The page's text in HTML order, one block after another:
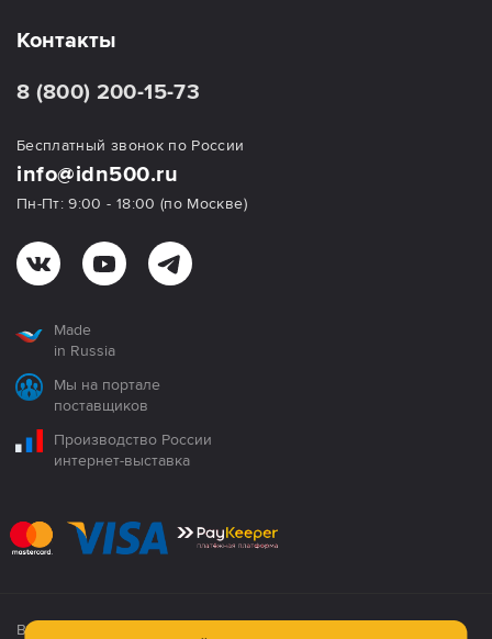
Контакты
8 (800) 200-15-73
Бесплатный звонок по России
info@idn500.ru
Пн-Пт: 9:00 - 18:00 (по Москве)
Made
in Russia
Мы на портале
поставщиков
Производство России
интернет-выставка
Все продукция сертифицирована. Использование